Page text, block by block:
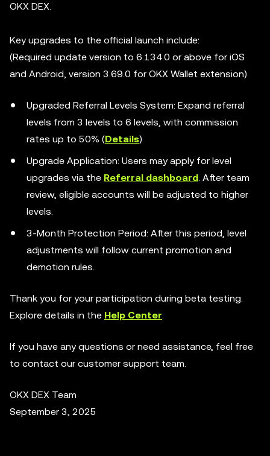
OKX DEX.
Key upgrades to the official launch include:
(Required update version to 6.134.0 or above for iOS
and Android, version 3.69.0 for OKX Wallet extension)
Upgraded Referral Levels System: Expand referral
levels from 3 levels to 6 levels, with commission
rates up to 50% (Details)
Upgrade Application: Users may apply for level
upgrades via the Referral dashboard. After team
review, eligible accounts will be adjusted to higher
levels.
3-Month Protection Period: After this period, level
adjustments will follow current promotion and
demotion rules.
Thank you for your participation during beta testing.
Explore details in the Help Center.
If you have any questions or need assistance, feel free
to contact our customer support team.
OKX DEX Team
September 3, 2025